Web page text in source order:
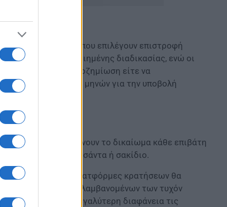
Οι επιβάτες που επιλέγουν επιστροφή
πιο αυτοματοποιημένης διαδικασίας, ενώ οι
καταβάλουν την αποζημίωση είτε να
προθεσμία εννέα μηνών για την υποβολή
κανόνες κατοχυρώνουν το δικαίωμα κάθε επιβάτη
όπως μικρή τσάντα ή σακίδιο.
και ηλεκτρονικές πλατφόρμες κρατήσεων θα
ταξιδιού, συμπεριλαμβανομένων των τυχόν
συγκρίνουν με μεγαλύτερη διαφάνεια τις